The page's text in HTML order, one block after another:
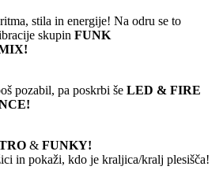
stila in energije! Na odru se to
skupin FUNK
pozabil, pa poskrbi še LED & FIRE
& FUNKY!
in pokaži, kdo je kraljica/kralj plesišča!